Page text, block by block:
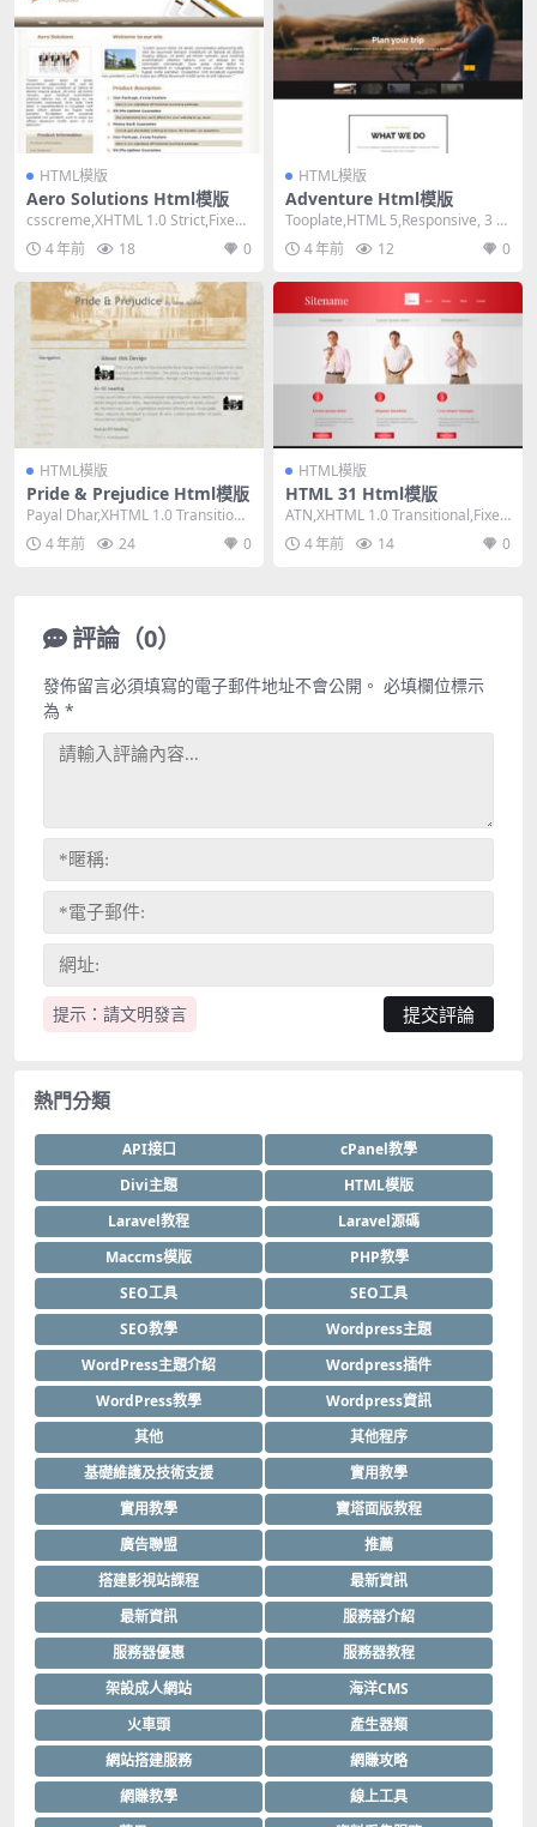
HTML模版
Aero Solutions Html模版
csscreme,XHTML 1.0 Strict,Fixed
Width, 2...
4 年前 18 0
HTML模版
Adventure Html模版
Tooplate,HTML 5,Responsive, 3 C
olumns,Mi...
4 年前 12 0
HTML模版
Pride & Prejudice Html模版
Payal Dhar,XHTML 1.0 Transitiona
l,Fixed ...
4 年前 24 0
HTML模版
HTML 31 Html模版
ATN,XHTML 1.0 Transitional,Fixed
Width, ...
4 年前 14 0
評論（0）
提示：請文明發言
發佈留言必須填寫的電子郵件地址不會公開。 必填欄位標示
為 *
熱門分類
API接口
cPanel教學
Divi主題
HTML模版
Laravel教程
Laravel源碼
Maccms模版
PHP教學
SEO工具
SEO工具
SEO教學
Wordpress主題
WordPress主題介紹
Wordpress插件
WordPress教學
Wordpress資訊
其他
其他程序
基礎維護及技術支援
實用教學
實用教學
寶塔面版教程
廣告聯盟
推薦
搭建影視站課程
最新資訊
最新資訊
服務器介紹
服務器優惠
服務器教程
架設成人網站
海洋CMS
火車頭
產生器類
網站搭建服務
網賺攻略
網賺教學
線上工具